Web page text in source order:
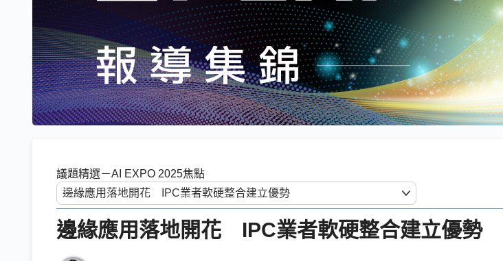
議題精選－AI EXPO 2025焦點
邊緣應用落地開花 IPC業者軟硬整合建立優勢